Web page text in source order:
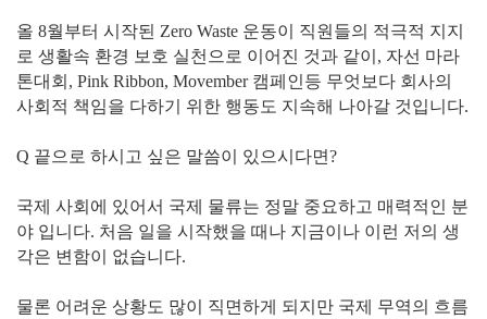
올 8월부터 시작된 Zero Waste 운동이 직원들의 적극적 지지
로 생활속 환경 보호 실천으로 이어진 것과 같이, 자선 마라
톤대회, Pink Ribbon, Movember 캠페인등 무엇보다 회사의
사회적 책임을 다하기 위한 행동도 지속해 나아갈 것입니다.
Q 끝으로 하시고 싶은 말씀이 있으시다면?
국제 사회에 있어서 국제 물류는 정말 중요하고 매력적인 분
야 입니다. 처음 일을 시작했을 때나 지금이나 이런 저의 생
각은 변함이 없습니다.
물론 어려운 상황도 많이 직면하게 되지만 국제 무역의 흐름